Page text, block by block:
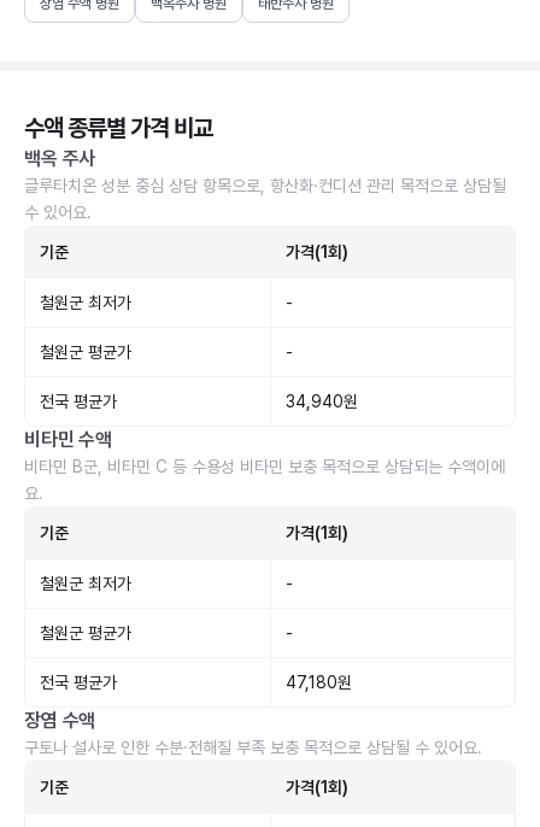
장염 수액 병원 백옥주사 병원 태반주사 병원
수액 종류별 가격 비교
백옥 주사
글루타치온 성분 중심 상담 항목으로, 항산화·컨디션 관리 목적으로 상담될
수 있어요.
기준 가격(1회)
철원군 최저가 -
철원군 평균가 -
전국 평균가 34,940원
비타민 수액
비타민 B군, 비타민 C 등 수용성 비타민 보충 목적으로 상담되는 수액이에
요.
기준 가격(1회)
철원군 최저가 -
철원군 평균가 -
전국 평균가 47,180원
장염 수액
구토나 설사로 인한 수분·전해질 부족 보충 목적으로 상담될 수 있어요.
기준 가격(1회)